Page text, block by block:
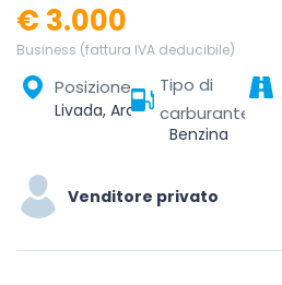
€ 3.000
Business (fattura IVA deducibile)
Posizione
Livada, Arad, România
Tipo di
carburante
Benzina
Venditore privato